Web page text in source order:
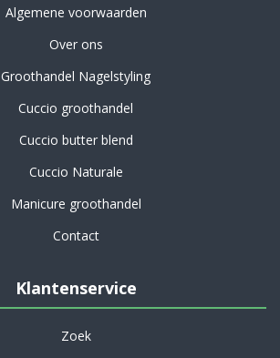
Algemene voorwaarden
Over ons
Groothandel Nagelstyling
Cuccio groothandel
Cuccio butter blend
Cuccio Naturale
Manicure groothandel
Contact
Klantenservice
Zoek